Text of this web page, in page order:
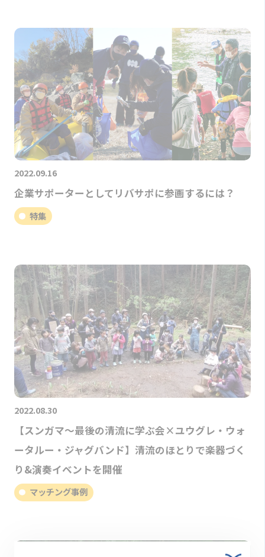
2022.09.16
企業サポーターとしてリバサポに参画するには？
特集
2022.08.30
【スンガマ～最後の清流に学ぶ会×ユウグレ・ウォ
ータルー・ジャグバンド】清流のほとりで楽器づく
り&演奏イベントを開催
マッチング事例